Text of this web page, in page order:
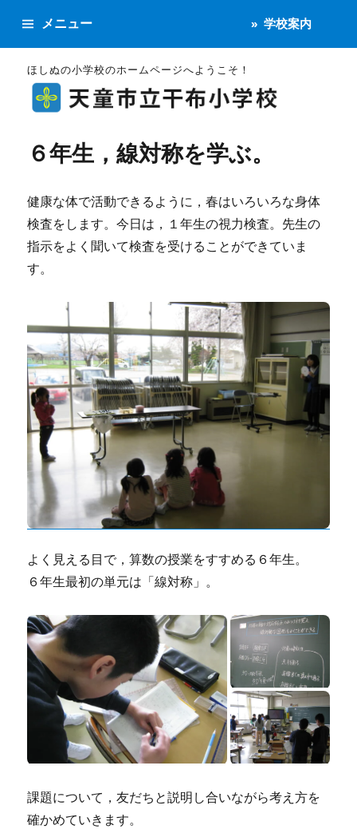
ほしぬの小学校のホームページへようこそ！
メニュー 学校案内
６年生，線対称を学ぶ。
健康な体で活動できるように，春はいろいろな身体
検査をします。今日は，１年生の視力検査。先生の
指示をよく聞いて検査を受けることができていま
す。
よく見える目で，算数の授業をすすめる６年生。
６年生最初の単元は「線対称」。
課題について，友だちと説明し合いながら考え方を
確かめていきます。